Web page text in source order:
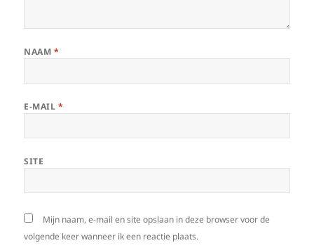
NAAM *
E-MAIL *
SITE
Mijn naam, e-mail en site opslaan in deze browser voor de
volgende keer wanneer ik een reactie plaats.